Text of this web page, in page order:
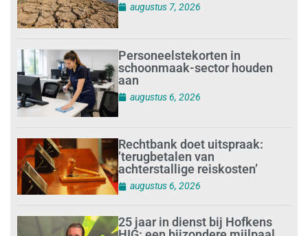
augustus 7, 2026
Personeelstekorten in
schoonmaak-sector houden
aan
augustus 6, 2026
Rechtbank doet uitspraak:
’terugbetalen van
achterstallige reiskosten’
augustus 6, 2026
25 jaar in dienst bij Hofkens